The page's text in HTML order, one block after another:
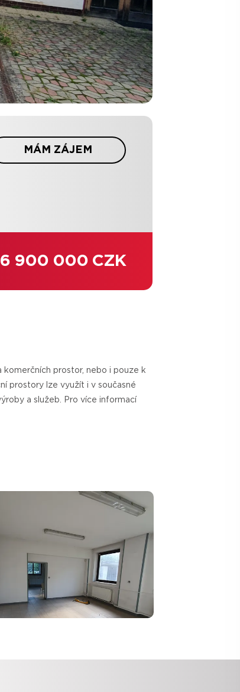
MÁM ZÁJEM
6 900 000 CZK